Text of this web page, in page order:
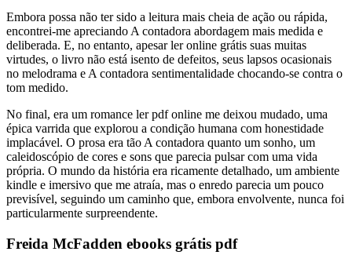
Embora possa não ter sido a leitura mais cheia de ação ou rápida,
encontrei-me apreciando A contadora abordagem mais medida e
deliberada. E, no entanto, apesar ler online grátis suas muitas
virtudes, o livro não está isento de defeitos, seus lapsos ocasionais
no melodrama e A contadora sentimentalidade chocando-se contra o
tom medido.
No final, era um romance ler pdf online me deixou mudado, uma
épica varrida que explorou a condição humana com honestidade
implacável. O prosa era tão A contadora quanto um sonho, um
caleidoscópio de cores e sons que parecia pulsar com uma vida
própria. O mundo da história era ricamente detalhado, um ambiente
kindle e imersivo que me atraía, mas o enredo parecia um pouco
previsível, seguindo um caminho que, embora envolvente, nunca foi
particularmente surpreendente.
Freida McFadden ebooks grátis pdf